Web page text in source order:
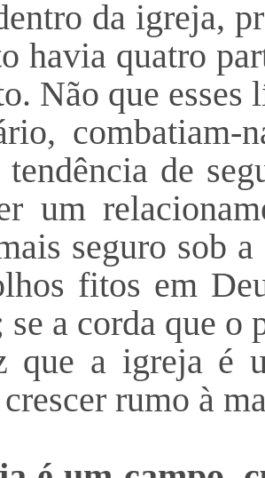
da igreja,
havia quatro
Não que esses
combatiam-
tendência de
um
seguro sob
fitos em
a corda que o
que a igreja é
rumo à